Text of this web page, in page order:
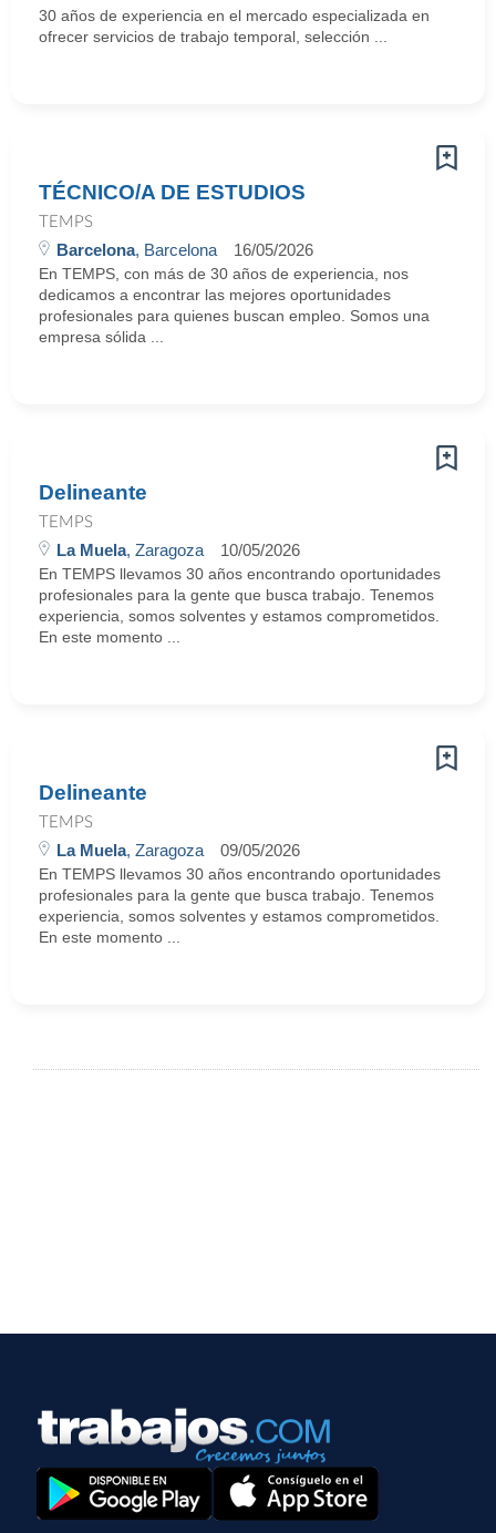
30 años de experiencia en el mercado especializada en
ofrecer servicios de trabajo temporal, selección ...
TÉCNICO/A DE ESTUDIOS
TEMPS
Barcelona, Barcelona 16/05/2026
En TEMPS, con más de 30 años de experiencia, nos
dedicamos a encontrar las mejores oportunidades
profesionales para quienes buscan empleo. Somos una
empresa sólida ...
Delineante
TEMPS
La Muela, Zaragoza 10/05/2026
En TEMPS llevamos 30 años encontrando oportunidades
profesionales para la gente que busca trabajo. Tenemos
experiencia, somos solventes y estamos comprometidos.
En este momento ...
Delineante
TEMPS
La Muela, Zaragoza 09/05/2026
En TEMPS llevamos 30 años encontrando oportunidades
profesionales para la gente que busca trabajo. Tenemos
experiencia, somos solventes y estamos comprometidos.
En este momento ...